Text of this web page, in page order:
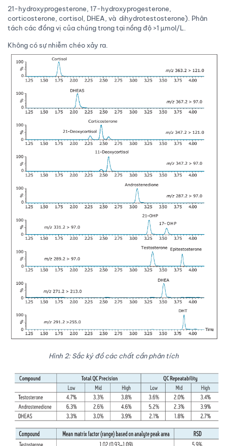
21-hydroxyprogesterone, 17-hydroxyprogesterone,
corticosterone, cortisol, DHEA, và dihydrotestosterone). Phân
tách các đồng vị của chúng trong tại nồng độ >1 µmol/L.
Không có sự nhiễm chéo xảy ra.
Hình 2: Sắc ký đồ các chất cần phân tích